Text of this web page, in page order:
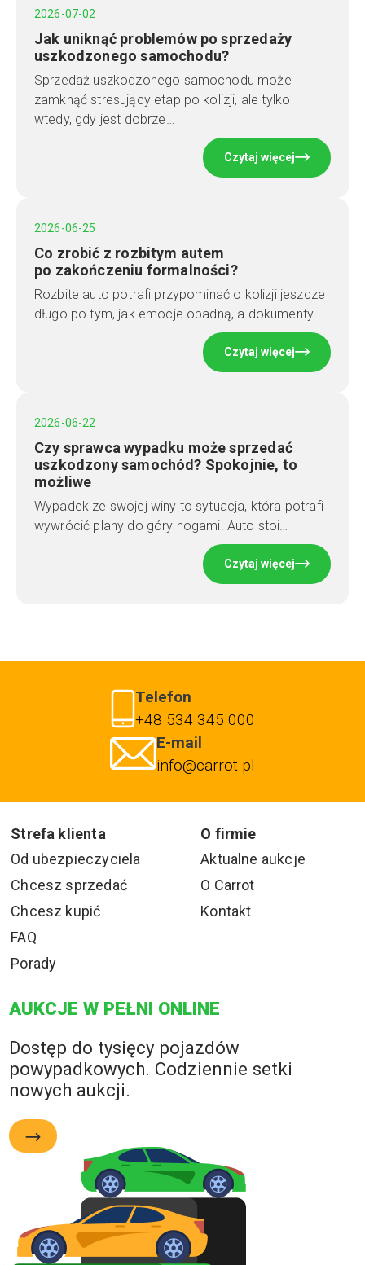
2026-07-02
Jak uniknąć problemów po sprzedaży
uszkodzonego samochodu?
Sprzedaż uszkodzonego samochodu może
zamknąć stresujący etap po kolizji, ale tylko
wtedy, gdy jest dobrze…
Czytaj więcej
2026-06-25
Co zrobić z rozbitym autem
po zakończeniu formalności?
Rozbite auto potrafi przypominać o kolizji jeszcze
długo po tym, jak emocje opadną, a dokumenty…
Czytaj więcej
2026-06-22
Czy sprawca wypadku może sprzedać
uszkodzony samochód? Spokojnie, to
możliwe
Wypadek ze swojej winy to sytuacja, która potrafi
wywrócić plany do góry nogami. Auto stoi…
Czytaj więcej
Telefon
+48 534 345 000
E-mail
info@carrot.pl
Strefa klienta
O firmie
Od ubezpieczyciela
Chcesz sprzedać
Chcesz kupić
FAQ
Porady
Aktualne aukcje
O Carrot
Kontakt
AUKCJE W PEŁNI ONLINE
Dostęp do tysięcy pojazdów
powypadkowych. Codziennie setki
nowych aukcji.